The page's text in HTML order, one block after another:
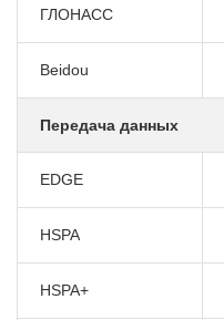
ГЛОНАСС
Beidou
Передача данных
EDGE
HSPA
HSPA+